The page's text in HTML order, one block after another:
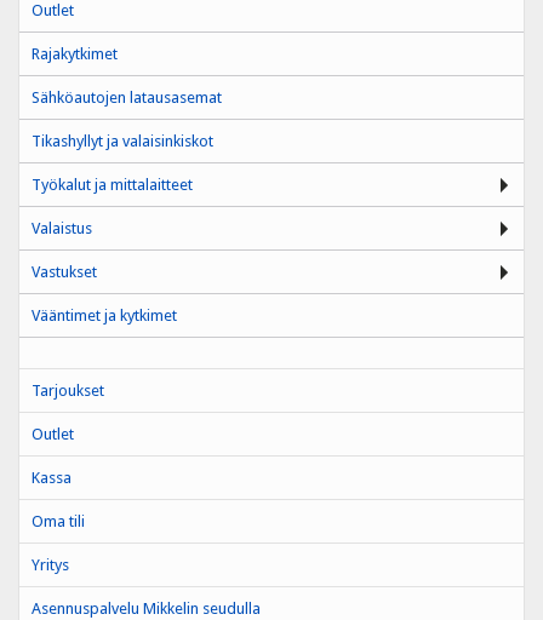
Outlet
Rajakytkimet
Sähköautojen latausasemat
Tikashyllyt ja valaisinkiskot
Työkalut ja mittalaitteet
Valaistus
Vastukset
Vääntimet ja kytkimet
Tarjoukset
Outlet
Kassa
Oma tili
Yritys
Asennuspalvelu Mikkelin seudulla